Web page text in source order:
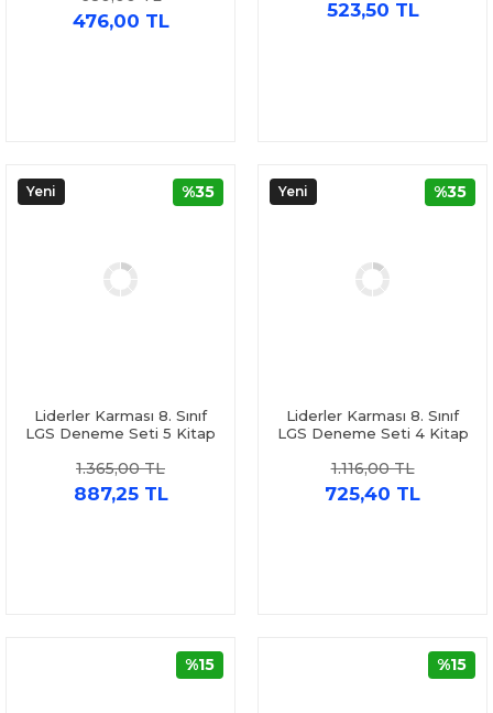
476,00 TL
Kuzucu
523,50 TL
Yeni
Liderler Karması 8. Sınıf
LGS Deneme Seti 5 Kitap
1.365,00 TL
887,25 TL
%35 Yeni
Liderler Karması 8. Sınıf
LGS Deneme Seti 4 Kitap
1.116,00 TL
725,40 TL
%35
%15 %15